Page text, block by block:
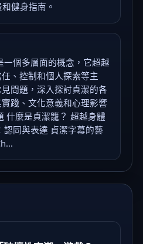
健身指南。
一個多層面的概念，它超越
、控制和個人探索等主
問題，深入探討貞潔的各
踐、文化意義和心理影響
什麼是貞潔籠？ 超越身體
認同與表達 貞潔字幕的藝